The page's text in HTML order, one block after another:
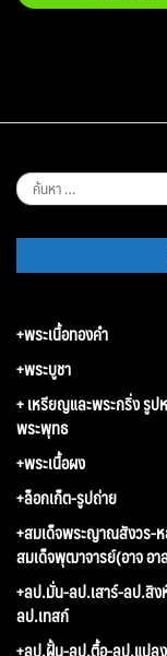
ค้นหา
สำหรับ:
+พระเนื้อทองคำ
+พระบูชา
+ เหรียญและพระกริ่ง รูป
พระพุทธ
+พระเนื้อผง
+ล็อกเก็ต-รูปถ่าย
+สมเด็จพระญาณสังวร-
สมเด็จพุฒาจารย์(อาจ อา
+ลป.มั่น-ลป.เสาร์-ลป.สิ
ลป.เทสก์
+ลป.ฝั้น-ลป.ตื้อ-ลป.แปล